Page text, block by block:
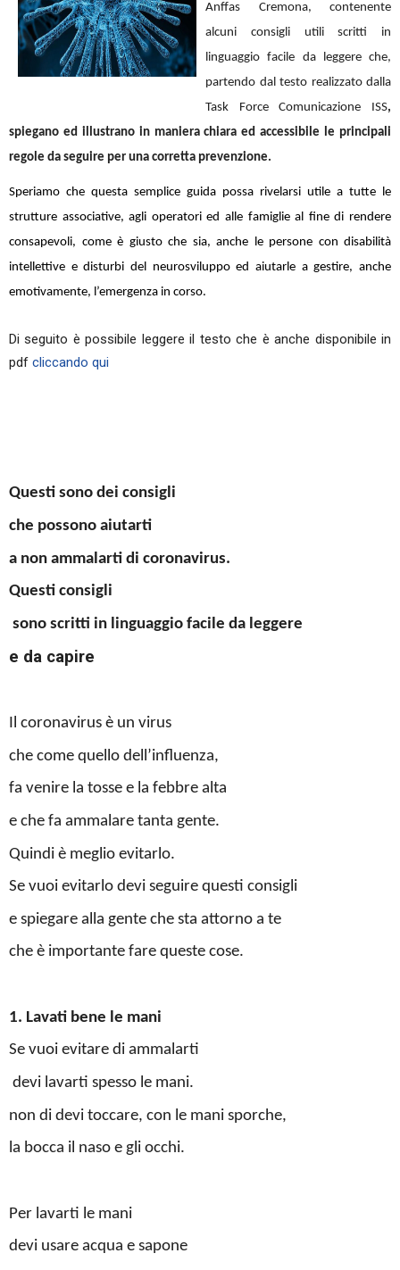
Anffas Cremona, contenente
alcuni consigli utili scritti in
linguaggio facile da leggere che,
partendo dal testo realizzato dalla
Task Force Comunicazione ISS,
spiegano ed illustrano in maniera chiara ed accessibile le principali
regole da seguire per una corretta prevenzione.
Speriamo che questa semplice guida possa rivelarsi utile a tutte le
strutture associative, agli operatori ed alle famiglie al fine di rendere
consapevoli, come è giusto che sia, anche le persone con disabilità
intellettive e disturbi del neurosviluppo ed aiutarle a gestire, anche
emotivamente, l’emergenza in corso.
Di seguito è possibile leggere il testo che è anche disponibile in
pdf cliccando qui
Questi sono dei consigli
che possono aiutarti
a non ammalarti di coronavirus.
Questi consigli
sono scritti in linguaggio facile da leggere
e da capire
Il coronavirus è un virus
che come quello dell’influenza,
fa venire la tosse e la febbre alta
e che fa ammalare tanta gente.
Quindi è meglio evitarlo.
Se vuoi evitarlo devi seguire questi consigli
e spiegare alla gente che sta attorno a te
che è importante fare queste cose.
1. Lavati bene le mani
Se vuoi evitare di ammalarti
devi lavarti spesso le mani.
non di devi toccare, con le mani sporche,
la bocca il naso e gli occhi.
Per lavarti le mani
devi usare acqua e sapone